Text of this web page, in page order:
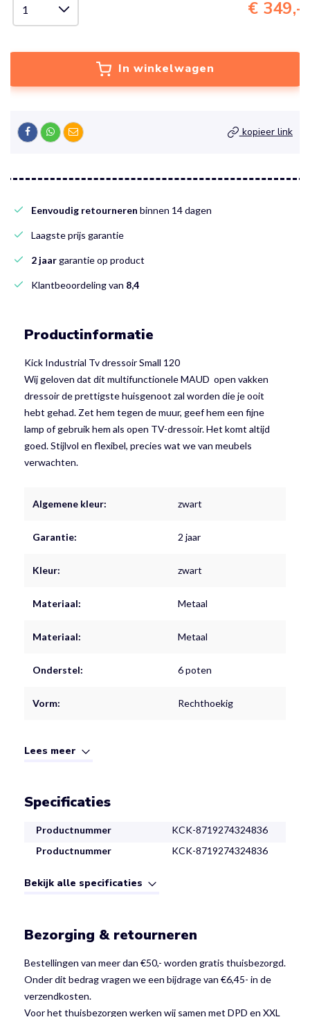
€ 349,-
In winkelwagen
kopieer link
Eenvoudig retourneren binnen 14 dagen
Laagste prijs garantie
2 jaargarantie op product
Klantbeoordeling van 8,4
Productinformatie
Kick Industrial Tv dressoir Small 120
Wij geloven dat dit multifunctionele MAUD open vakken
dressoir de prettigste huisgenoot zal worden die je ooit
hebt gehad. Zet hem tegen de muur, geef hem een fijne
lamp of gebruik hem als open TV-dressoir. Het komt altijd
goed. Stijlvol en flexibel, precies wat we van meubels
verwachten.
Algemene kleur: zwart
Garantie: 2 jaar
Kleur: zwart
Materiaal: Metaal
Materiaal: Metaal
Onderstel: 6 poten
Vorm: Rechthoekig
Lees meer
Specificaties
Productnummer
KCK-8719274324836
Productnummer
KCK-8719274324836
Bekijk alle specificaties
Bezorging & retourneren
Bestellingen van meer dan €50,- worden gratis thuisbezorgd.
Onder dit bedrag vragen we een bijdrage van €6,45- in de
verzendkosten.
Voor het thuisbezorgen werken wij samen met DPD en XXL